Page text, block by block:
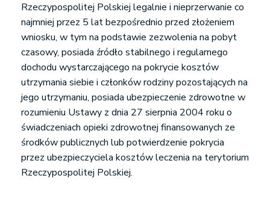
Rzeczypospolitej Polskiej legalnie i nieprzerwanie co
najmniej przez 5 lat bezpośrednio przed złożeniem
wniosku, w tym na podstawie zezwolenia na pobyt
czasowy, posiada źródło stabilnego i regularnego
dochodu wystarczającego na pokrycie kosztów
utrzymania siebie i członków rodziny pozostających na
jego utrzymaniu, posiada ubezpieczenie zdrowotne w
rozumieniu Ustawy z dnia 27 sierpnia 2004 roku o
świadczeniach opieki zdrowotnej finansowanych ze
środków publicznych lub potwierdzenie pokrycia
przez ubezpieczyciela kosztów leczenia na terytorium
Rzeczypospolitej Polskiej.